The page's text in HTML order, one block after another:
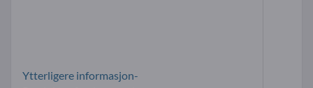
Ytterligere informasjon-